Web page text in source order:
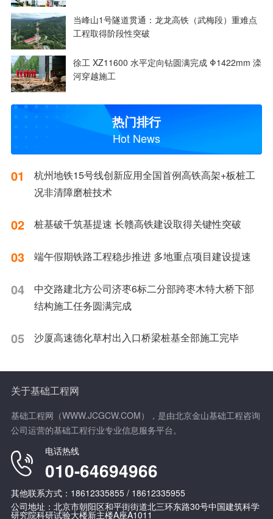
当峰山1号隧道贯通：龙龙高铁（武梅段）重难点
工程取得阶段性突破
徐工 XZ11600 水平定向钻圆满完成 Φ1422mm 滦
河穿越施工
热门排行
Hot News
01
杭州地铁15号线创新应用全国首例高铁高架+板桩工
况非清障磨桩技术
02 桩基破千筑基提速 长赣高铁建设取得关键性突破
03 端午假期铁路工程稳步推进 多地重点项目建设提速
04
中交路建北方公司济枣6标二分部跨枣木特大桥下部
结构施工任务圆满完成
05 沙厦高速德化草村出入口桥梁桩基全部施工完毕
关于基础工程网
基础工程网（WWW.JCGCW.COM），是由北京金山基础工程咨询
公司运营的基础工程行业专业信息服务平台。
电话热线
010-64694966
其他联系方式：18612335855 / 18612335955
公司地址：北京市朝阳区和平街街道北三环东路30号中国建筑科学
研究院科研试验大楼新主楼A座A1011